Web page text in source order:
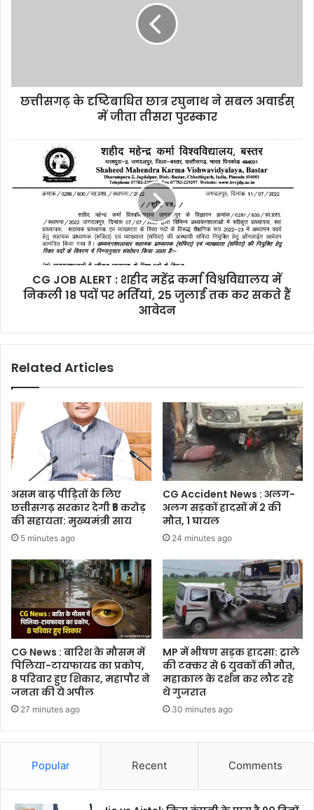
में
जीताछत्तीसगढ़ के दृष्टिबाधित छात्र रघुनाथ ने सबल अवार्डस्
में जीता तीसरा पुरस्कार
:
विश्वविद्यालय
भर्तियां,
जुलाई
सकते
हैं
आवेदन
CG JOB ALERT : शहीद महेंद्र कर्मा विश्वविद्यालय में
निकली 18 पदों पर भर्तियां, 25 जुलाई तक कर सकते हैं
आवेदन
Related Articles
असम बाढ़ पीड़ितों के लिए
छत्तीसगढ़ सरकार देगी ₹5 करोड़
की सहायता: मुख्यमंत्री साय
5 minutes ago
CG Accident News : अलग-
अलग सड़कों हादसों में 2 की
मौत, 1 घायल
24 minutes ago
CG News : बारिश के मौसम में
पिलिया-टायफायड का प्रकोप,
8 परिवार हुए शिकार, महापौर ने
जनता की ये अपील
27 minutes ago
MP में भीषण सड़क हादसा: ट्राले
की टक्कर से 6 युवकों की मौत,
महाकाल के दर्शन कर लौट रहे
थे गुजरात
30 minutes ago
Popular Recent Comments